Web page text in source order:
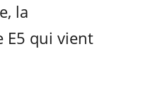
la
E5 qui vient